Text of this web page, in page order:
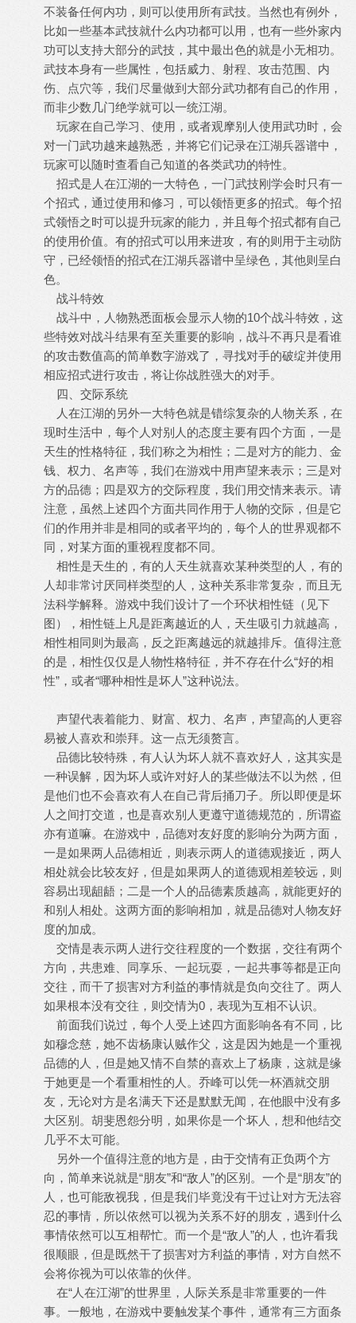
不装备任何内功，则可以使用所有武技。当然也有例外，
比如一些基本武技就什么内功都可以用，也有一些外家内
功可以支持大部分的武技，其中最出色的就是小无相功。
武技本身有一些属性，包括威力、射程、攻击范围、内
伤、点穴等，我们尽量做到大部分武功都有自己的作用，
而非少数几门绝学就可以一统江湖。
玩家在自己学习、使用，或者观摩别人使用武功时，会
对一门武功越来越熟悉，并将它们记录在江湖兵器谱中，
玩家可以随时查看自己知道的各类武功的特性。
招式是人在江湖的一大特色，一门武技刚学会时只有一
个招式，通过使用和修习，可以领悟更多的招式。每个招
式领悟之时可以提升玩家的能力，并且每个招式都有自己
的使用价值。有的招式可以用来进攻，有的则用于主动防
守，已经领悟的招式在江湖兵器谱中呈绿色，其他则呈白
色。
战斗特效
战斗中，人物熟悉面板会显示人物的10个战斗特效，这
些特效对战斗结果有至关重要的影响，战斗不再只是看谁
的攻击数值高的简单数字游戏了，寻找对手的破绽并使用
相应招式进行攻击，将让你战胜强大的对手。
四、交际系统
人在江湖的另外一大特色就是错综复杂的人物关系，在
现时生活中，每个人对别人的态度主要有四个方面，一是
天生的性格特征，我们称之为相性；二是对方的能力、金
钱、权力、名声等，我们在游戏中用声望来表示；三是对
方的品德；四是双方的交际程度，我们用交情来表示。请
注意，虽然上述四个方面共同作用于人物的交际，但是它
们的作用并非是相同的或者平均的，每个人的世界观都不
同，对某方面的重视程度都不同。
相性是天生的，有的人天生就喜欢某种类型的人，有的
人却非常讨厌同样类型的人，这种关系非常复杂，而且无
法科学解释。游戏中我们设计了一个环状相性链（见下
图），相性链上凡是距离越近的人，天生吸引力就越高，
相性相同则为最高，反之距离越远的就越排斥。值得注意
的是，相性仅仅是人物性格特征，并不存在什么“好的相
性”，或者“哪种相性是坏人”这种说法。
声望代表着能力、财富、权力、名声，声望高的人更容
易被人喜欢和崇拜。这一点无须赘言。
品德比较特殊，有人认为坏人就不喜欢好人，这其实是
一种误解，因为坏人或许对好人的某些做法不以为然，但
是他们也不会喜欢有人在自己背后捅刀子。所以即便是坏
人之间打交道，也是喜欢别人更遵守道德规范的，所谓盗
亦有道嘛。在游戏中，品德对友好度的影响分为两方面，
一是如果两人品德相近，则表示两人的道德观接近，两人
相处就会比较友好，但是如果两人的道德观相差较远，则
容易出现龃龉；二是一个人的品德素质越高，就能更好的
和别人相处。这两方面的影响相加，就是品德对人物友好
度的加成。
交情是表示两人进行交往程度的一个数据，交往有两个
方向，共患难、同享乐、一起玩耍，一起共事等都是正向
交往，而干了损害对方利益的事情就是负向交往了。两人
如果根本没有交往，则交情为0，表现为互相不认识。
前面我们说过，每个人受上述四方面影响各有不同，比
如穆念慈，她不齿杨康认贼作父，这是因为她是一个重视
品德的人，但是她又情不自禁的喜欢上了杨康，这就是缘
于她更是一个看重相性的人。乔峰可以凭一杯酒就交朋
友，无论对方是名满天下还是默默无闻，在他眼中没有多
大区别。胡斐恩怨分明，如果你是一个坏人，想和他结交
几乎不太可能。
另外一个值得注意的地方是，由于交情有正负两个方
向，简单来说就是“朋友”和“敌人”的区别。一个是“朋友”的
人，也可能敌视我，但是我们毕竟没有干过让对方无法容
忍的事情，所以依然可以视为关系不好的朋友，遇到什么
事情依然可以互相帮忙。而一个是“敌人”的人，也许看我
很顺眼，但是既然干了损害对方利益的事情，对方自然不
会将你视为可以依靠的伙伴。
在“人在江湖”的世界里，人际关系是非常重要的一件
事。一般地，在游戏中要触发某个事件，通常有三方面条